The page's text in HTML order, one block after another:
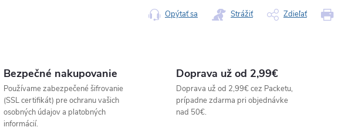
Opýtať sa Strážiť Zdieľať
Bezpečné nakupovanie
Používame zabezpečené šifrovanie
(SSL certifikát) pre ochranu vašich
osobných údajov a platobných
informácií.
Doprava už od 2,99€
Doprava už od 2,99€ cez Packetu,
prípadne zdarma pri objednávke
nad 50€.